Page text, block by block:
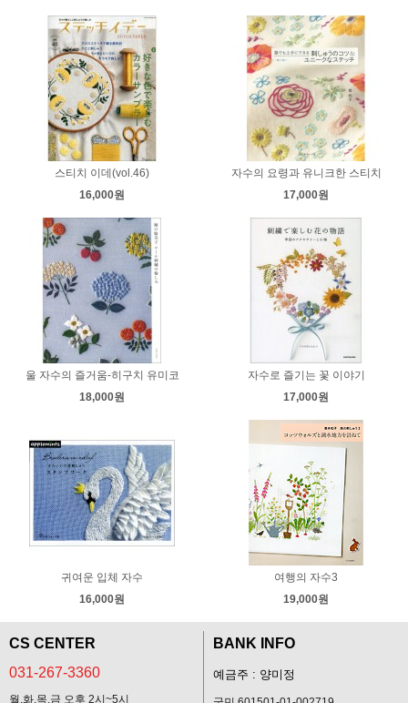
스티치 이데(vol.46)
16,000원
자수의 요령과 유니크한 스티치
17,000원
울 자수의 즐거움-히구치 유미코
18,000원
자수로 즐기는 꽃 이야기
17,000원
귀여운 입체 자수
16,000원
여행의 자수3
19,000원
CS CENTER
031-267-3360
월,화,목,금 오후 2시~5시
BANK INFO
예금주 : 양미정